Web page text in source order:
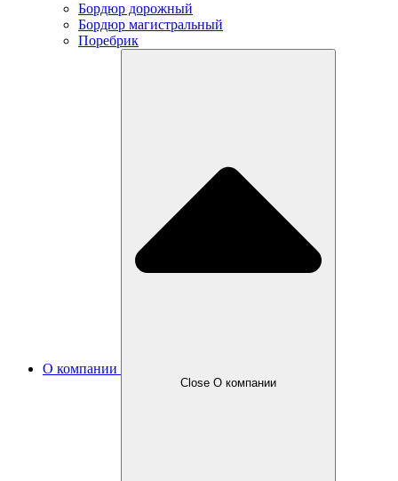
Бордюр дорожный
Бордюр магистральный
Поребрик
О компании
Close О компании